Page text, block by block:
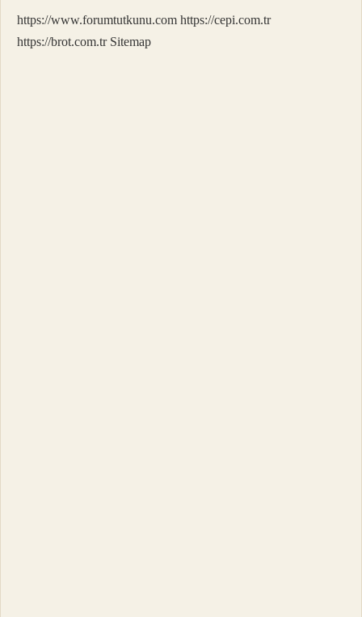
https://www.forumtutkunu.com https://cepi.com.tr
https://brot.com.tr Sitemap